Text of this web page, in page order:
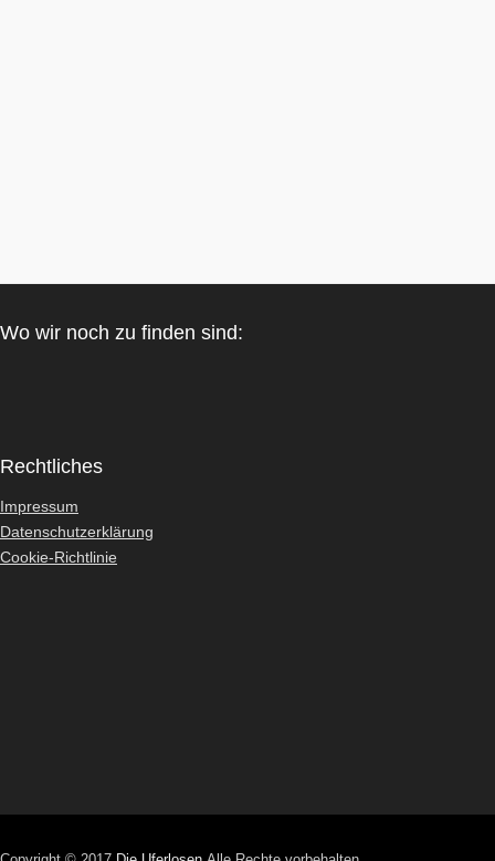
Wo wir noch zu finden sind:
Rechtliches
Impressum
Datenschutzerklärung
Cookie-Richtlinie